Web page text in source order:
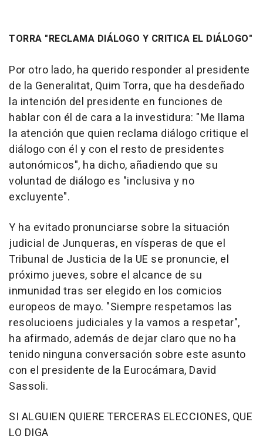
TORRA "RECLAMA DIÁLOGO Y CRITICA EL DIÁLOGO"
Por otro lado, ha querido responder al presidente
de la Generalitat, Quim Torra, que ha desdeñado
la intención del presidente en funciones de
hablar con él de cara a la investidura: "Me llama
la atención que quien reclama diálogo critique el
diálogo con él y con el resto de presidentes
autonómicos", ha dicho, añadiendo que su
voluntad de diálogo es "inclusiva y no
excluyente".
Y ha evitado pronunciarse sobre la situación
judicial de Junqueras, en vísperas de que el
Tribunal de Justicia de la UE se pronuncie, el
próximo jueves, sobre el alcance de su
inmunidad tras ser elegido en los comicios
europeos de mayo. "Siempre respetamos las
resolucioens judiciales y la vamos a respetar",
ha afirmado, además de dejar claro que no ha
tenido ninguna conversación sobre este asunto
con el presidente de la Eurocámara, David
Sassoli.
SI ALGUIEN QUIERE TERCERAS ELECCIONES, QUE
LO DIGA